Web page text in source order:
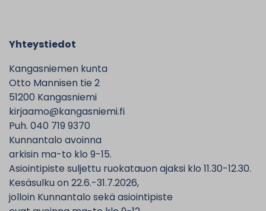
Yhteystiedot
Kangasniemen kunta
Otto Mannisen tie 2
51200 Kangasniemi
kirjaamo@kangasniemi.fi
Puh. 040 719 9370
Kunnantalo avoinna
arkisin ma-to klo 9-15.
Asiointipiste suljettu ruokatauon ajaksi klo 11.30-12.30.
Kesäsulku on 22.6.-31.7.2026,
jolloin Kunnantalo sekä asiointipiste